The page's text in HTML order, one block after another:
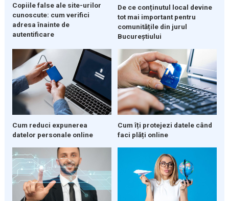
Copiile false ale site-urilor
cunoscute: cum verifici
adresa înainte de
autentificare
De ce conținutul local devine
tot mai important pentru
comunitățile din jurul
Bucureștiului
Cum reduci expunerea
datelor personale online
Cum îți protejezi datele când
faci plăți online